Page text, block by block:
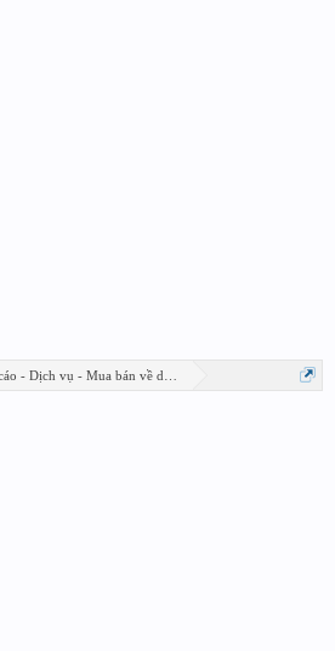
- Dịch vụ - Mua bán về design